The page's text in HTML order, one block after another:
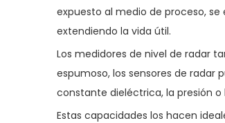
expuesto al medio de proceso,
extendiendo la vida útil.
Los medidores de nivel de radar
espumoso, los sensores de radar
constante dieléctrica, la presión
Estas capacidades los hacen